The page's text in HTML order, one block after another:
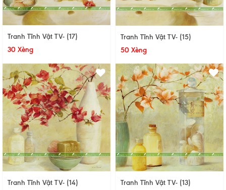
Tranh Tĩnh Vật TV- (17)
30 Xèng
Tranh Tĩnh Vật TV- (15)
50 Xèng
Tranh Tĩnh Vật TV- (14)
Tranh Tĩnh Vật TV- (13)